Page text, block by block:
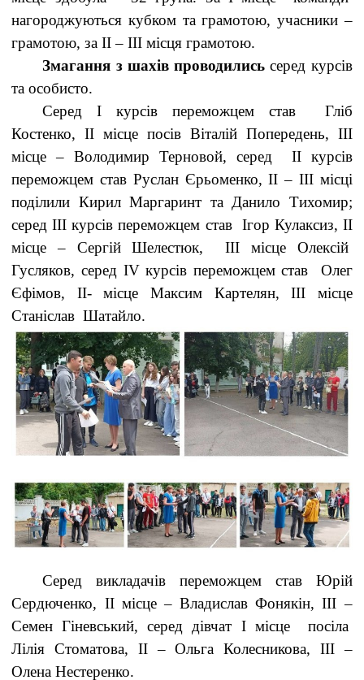
нагороджуються кубком та грамотою, учасники –
грамотою, за ІІ – ІІІ місця грамотою.
Змагання з шахів проводились серед курсів
та особисто.
Серед І курсів переможцем став Гліб
Костенко, ІІ місце посів Віталій Попередень, ІІІ
місце – Володимир Терновой, серед ІІ курсів
переможцем став Руслан Єрьоменко, ІІ – ІІІ місці
поділили Кирил Маргаринт та Данило Тихомир;
серед ІІІ курсів переможцем став Ігор Кулаксиз, ІІ
місце – Сергій Шелестюк, ІІІ місце Олексій
Гусляков, серед ІV курсів переможцем став Олег
Єфімов, ІІ- місце Максим Картелян, ІІІ місце
Станіслав Шатайло.
Серед викладачів переможцем став Юрій
Сердюченко, ІІ місце – Владислав Фонякін, ІІІ –
Семен Гіневський, серед дівчат І місце посіла
Лілія Стоматова, ІІ – Ольга Колесникова, ІІІ –
Олена Нестеренко.